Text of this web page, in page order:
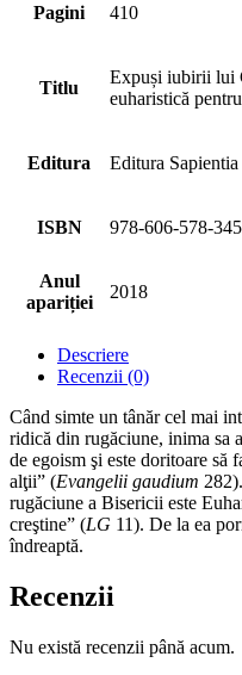
Pagini 410
Titlu
Expuși iubirii lui
euharistică
Editura Editura Sapientia
ISBN 978-606-578-
Anul
apariției
2018
Descriere
Recenzii (0)
Când simte un tânăr cel mai
ridică din rugăciune, inima sa
de egoism şi este doritoare să
alţii” (Evangelii gaudium
rugăciune a Bisericii este
creştine” (LG 11). De la ea
îndreaptă.
Recenzii
Nu există recenzii până acum.